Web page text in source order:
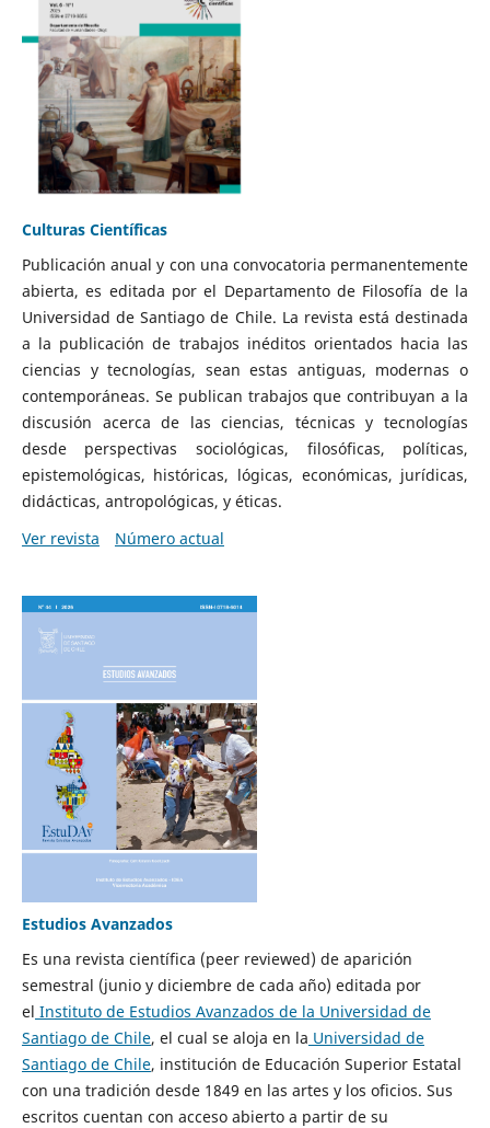
Culturas Científicas
Publicación anual y con una convocatoria permanentemente
abierta, es editada por el Departamento de Filosofía de la
Universidad de Santiago de Chile. La revista está destinada
a la publicación de trabajos inéditos orientados hacia las
ciencias y tecnologías, sean estas antiguas, modernas o
contemporáneas. Se publican trabajos que contribuyan a la
discusión acerca de las ciencias, técnicas y tecnologías
desde perspectivas sociológicas, filosóficas, políticas,
epistemológicas, históricas, lógicas, económicas, jurídicas,
didácticas, antropológicas, y éticas.
Ver revista
Número actual
Estudios Avanzados
Es una revista científica (peer reviewed) de aparición
semestral (junio y diciembre de cada año) editada por
el Instituto de Estudios Avanzados de la Universidad de
Santiago de Chile, el cual se aloja en la Universidad de
Santiago de Chile, institución de Educación Superior Estatal
con una tradición desde 1849 en las artes y los oficios. Sus
escritos cuentan con acceso abierto a partir de su